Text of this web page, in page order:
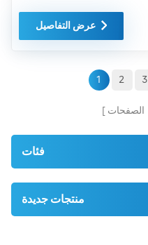
http://www.xinghdatele.com تحتوي وحدة Flexi Triple RF على
ثلاثة مخرجات TX تدعم بحد أقصى ستة ناقلات TX (2 حاملة/سلسلة
TX). يحتوي على ستة أجهزة استقبال حاملة مزدوجة تسهل ثلاثة أجهزة
عرض التفاصيل
1 2 3
الصفحات
فئات
منتجات جديدة